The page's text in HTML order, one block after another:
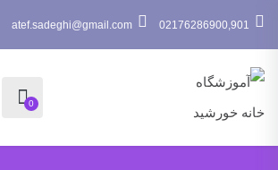
02176286900,901
atef.sadeghi@gmail.com
0